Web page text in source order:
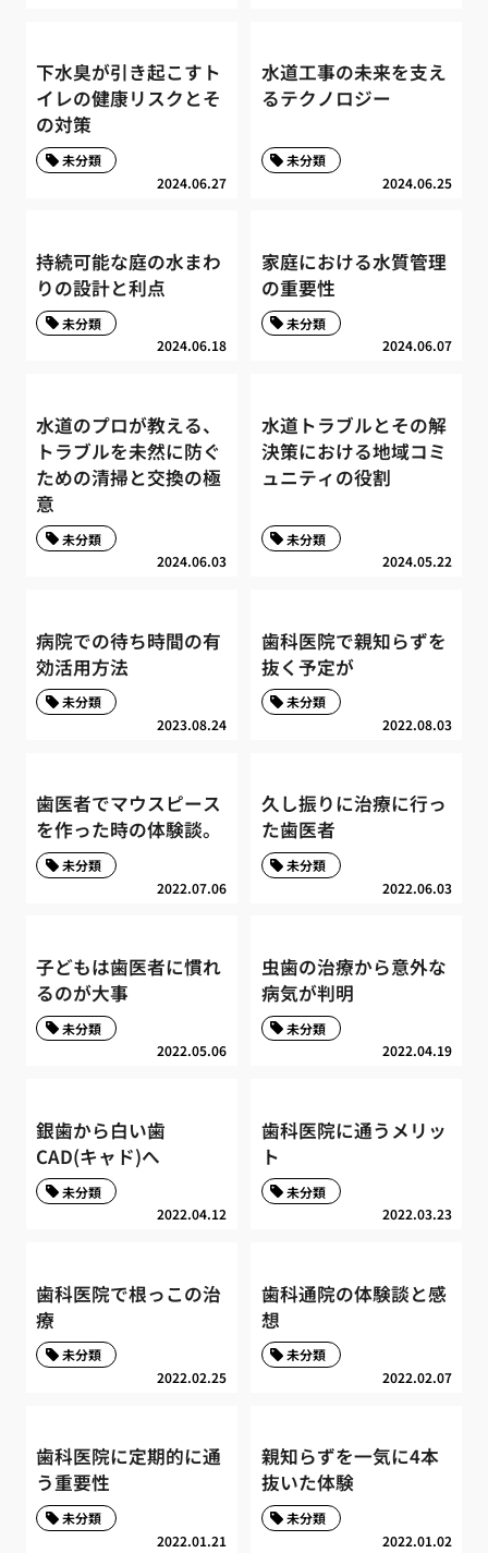
下水臭が引き起こすト
イレの健康リスクとそ
の対策
2024.06.27
未分類
水道工事の未来を支え
るテクノロジー
2024.06.25
未分類
持続可能な庭の水まわ
りの設計と利点
2024.06.18
未分類
家庭における水質管理
の重要性
2024.06.07
未分類
水道のプロが教える、
トラブルを未然に防ぐ
ための清掃と交換の極
意
2024.06.03
未分類
水道トラブルとその解
決策における地域コミ
ュニティの役割
2024.05.22
未分類
病院での待ち時間の有
効活用方法
2023.08.24
未分類
歯科医院で親知らずを
抜く予定が
2022.08.03
未分類
歯医者でマウスピース
を作った時の体験談。
2022.07.06
未分類
久し振りに治療に行っ
た歯医者
2022.06.03
未分類
子どもは歯医者に慣れ
るのが大事
2022.05.06
未分類
虫歯の治療から意外な
病気が判明
2022.04.19
未分類
銀歯から白い歯
CAD(キャド)へ
2022.04.12
未分類
歯科医院に通うメリッ
ト
2022.03.23
未分類
歯科医院で根っこの治
療
2022.02.25
未分類
歯科通院の体験談と感
想
2022.02.07
未分類
歯科医院に定期的に通
う重要性
2022.01.21
未分類
親知らずを一気に4本
抜いた体験
2022.01.02
未分類